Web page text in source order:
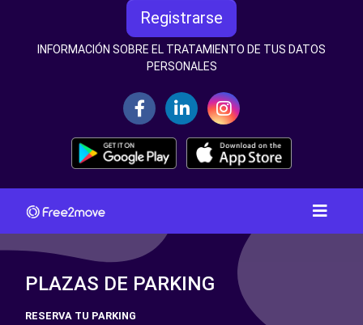
Registrarse
INFORMACIÓN SOBRE EL TRATAMIENTO DE TUS DATOS
PERSONALES
PLAZAS DE PARKING
RESERVA TU PARKING